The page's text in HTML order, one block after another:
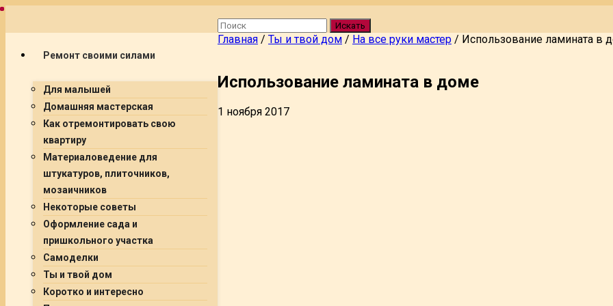
Ремонт своими силами
Для малышей
Домашняя мастерская
Как отремонтировать свою
квартиру
Материаловедение для
штукатуров, плиточников,
мозаичников
Некоторые советы
Оформление сада и
пришкольного участка
Самоделки
Ты и твой дом
Коротко и интересно
Искать
Главная / Ты и твой дом / На все руки мастер / Использование ламината в
Использование ламината в доме
1 ноября 2017